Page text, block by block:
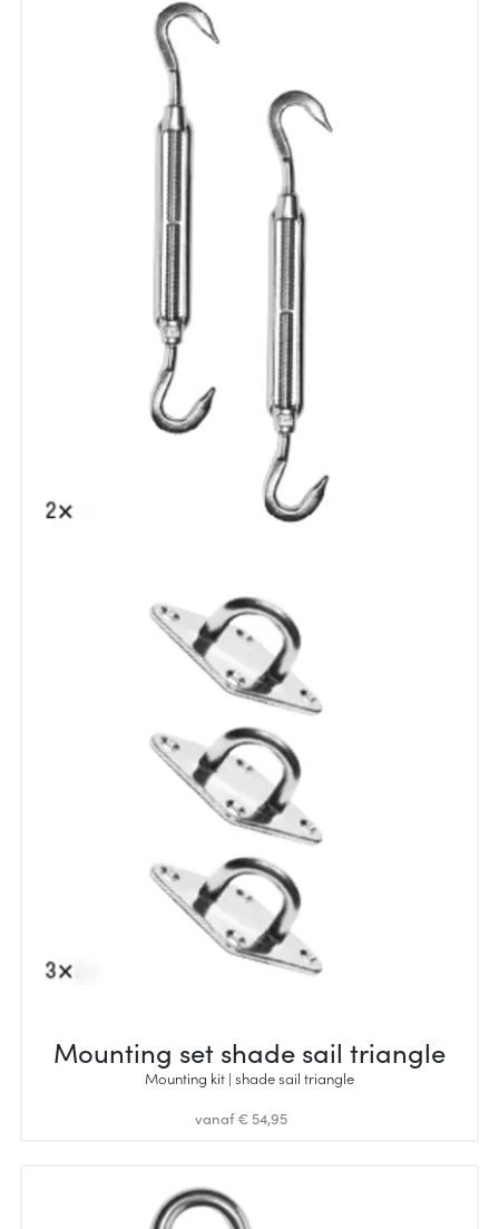
Mounting set shade sail triangle
Mounting kit | shade sail triangle
vanaf € 54,95